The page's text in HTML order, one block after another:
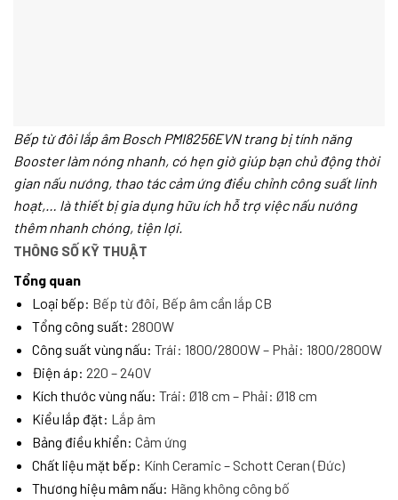
Bếp từ đôi lắp âm Bosch PMI8256EVNtrang bị tính năng
Booster làm nóng nhanh, có hẹn giờ giúp bạn chủ động thời
gian nấu nướng, thao tác cảm ứng điều chỉnh công suất linh
hoạt,… là thiết bị gia dụng hữu ích hỗ trợ việc nấu nướng
thêm nhanh chóng, tiện lợi.
THÔNG SỐ KỸ THUẬT
Tổng quan
Loại bếp: Bếp từ đôi, Bếp âm cần lắp CB
Tổng công suất: 2800W
Công suất vùng nấu: Trái: 1800/2800W – Phải: 1800/2800W
Điện áp: 220 – 240V
Kích thước vùng nấu: Trái: Ø18 cm – Phải: Ø18 cm
Kiểu lắp đặt: Lắp âm
Bảng điều khiển: Cảm ứng
Chất liệu mặt bếp: Kính Ceramic – Schott Ceran (Đức)
Thương hiệu mâm nấu: Hãng không công bố